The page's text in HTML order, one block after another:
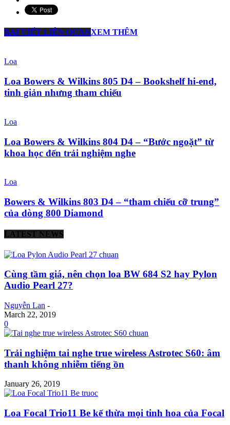
BÀI VIẾT LIÊN QUANXEM THÊM
Loa
Loa Bowers & Wilkins 805 D4 – Bookshelf hi-end,
tinh giản nhưng tham chiếu
Loa
Loa Bowers & Wilkins 804 D4 – “Bước ngoặt” từ
khoa học đến trải nghiệm nghe
Loa
Bowers & Wilkins 803 D4 – “tham chiếu cỡ trung”
của dòng 800 Diamond
LATEST NEWS
Cùng tầm giá, nên chọn loa BW 684 S2 hay Pylon
Audio Pearl 27?
Nguyễn Lan -
March 22, 2019
0
Trải nghiệm tai nghe true wireless Astrotec S60: âm
thanh không nhiễm tiếng ồn
January 26, 2019
Loa Focal Trio11 Be kế thừa mọi tinh hoa của Focal